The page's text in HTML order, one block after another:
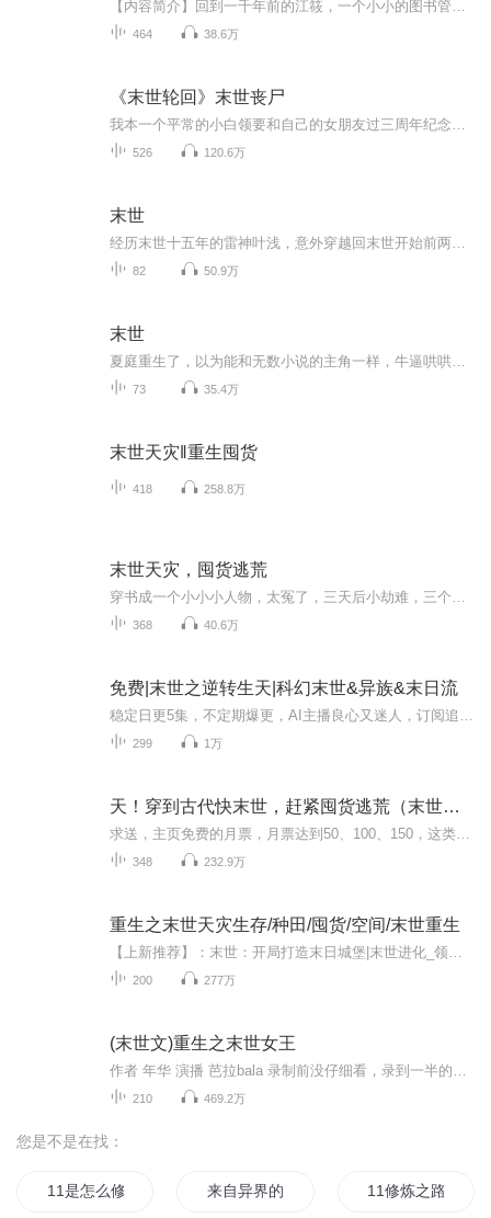
464 38.6万
《末世轮回》末世丧尸
526 120.6万
末世
82 50.9万
末世
73 35.4万
末世天灾‖重生囤货
418 258.8万
末世天灾，囤货逃荒
368 40.6万
免费|末世之逆转生天|科幻末世&异族&末日流
299 1万
天！穿到古代快末世，赶紧囤货逃荒（末世天灾）
348 232.9万
重生之末世天灾生存/种田/囤货/空间/末世重生
200 277万
(末世文)重生之末世女王
210 469.2万
您是不是在找：
11是怎么修真的 来自异界的11 11修炼之路